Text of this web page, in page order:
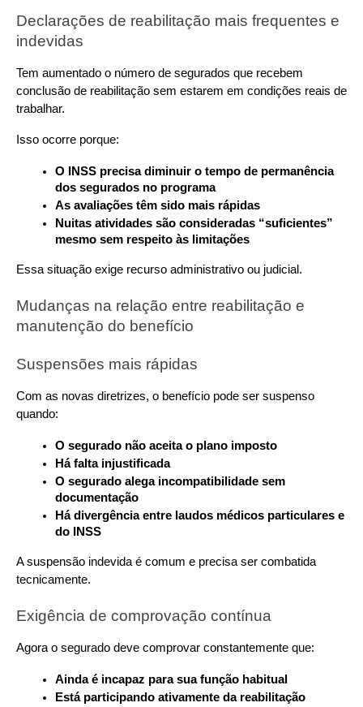
Declarações de reabilitação mais frequentes e
indevidas
Tem aumentado o número de segurados que recebem
conclusão de reabilitação sem estarem em condições reais de
trabalhar.
Isso ocorre porque:
O INSS precisa diminuir o tempo de permanência
dos segurados no programa
As avaliações têm sido mais rápidas
Nuitas atividades são consideradas “suficientes”
mesmo sem respeito às limitações
Essa situação exige recurso administrativo ou judicial.
Mudanças na relação entre reabilitação e
manutenção do benefício
Suspensões mais rápidas
Com as novas diretrizes, o benefício pode ser suspenso
quando:
O segurado não aceita o plano imposto
Há falta injustificada
O segurado alega incompatibilidade sem
documentação
Há divergência entre laudos médicos particulares e
do INSS
A suspensão indevida é comum e precisa ser combatida
tecnicamente.
Exigência de comprovação contínua
Agora o segurado deve comprovar constantemente que:
Ainda é incapaz para sua função habitual
Está participando ativamente da reabilitação